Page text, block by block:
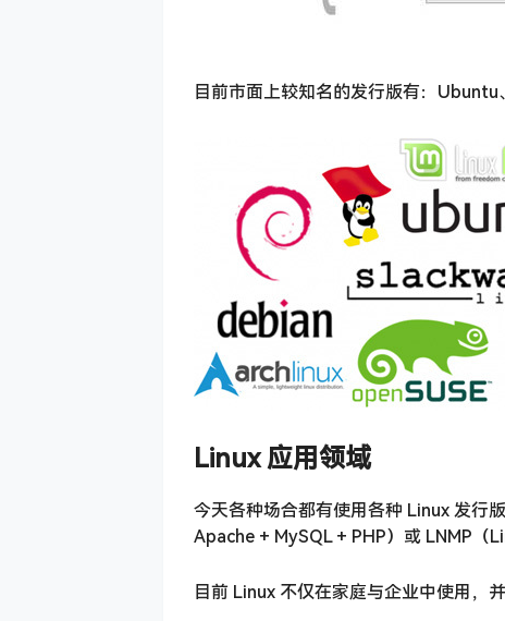
目前市面上较知名的发行版有：
Linux 应用领域
今天各种场合都有使用各种 Linux 发行
Apache + MySQL + PHP）或 LNMP（
目前 Linux 不仅在家庭与企业中使用，